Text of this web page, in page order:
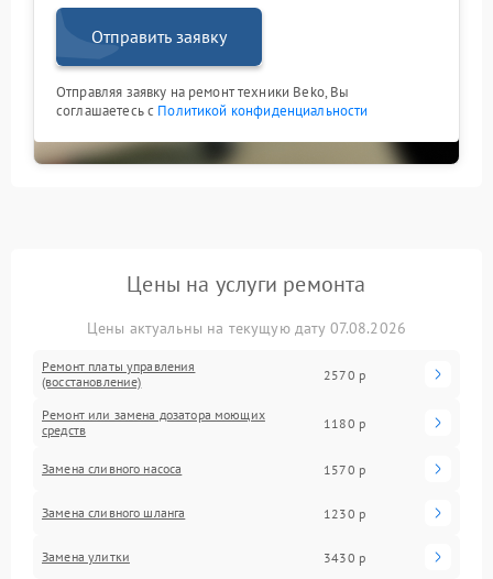
Отправить заявку
Отправляя заявку на ремонт техники Beko, Вы
соглашаетесь с Политикой конфиденциальности
Цены на услуги ремонта
Цены актуальны на текущую дату 07.08.2026
Ремонт платы управления
(восстановление)
2570 р
Ремонт или замена дозатора моющих
средств
1180 р
Замена сливного насоса 1570 р
Замена сливного шланга 1230 р
Замена улитки 3430 р